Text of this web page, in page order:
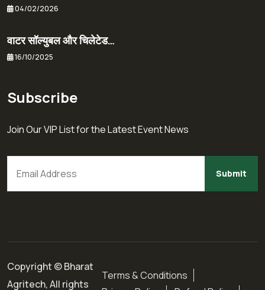
04/02/2026
वाटर सॉल्युबल और चिलेटेड…
16/10/2025
Subscribe
Join Our VIP List for the Latest Event News
Copyright © Bharat
Agritech, All rights
Terms & Conditions